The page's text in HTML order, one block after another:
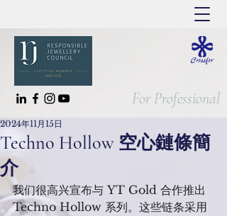
For Professional
Techno Hollow 空心鏈條簡
介
2024年11月15日
我们很高兴宣布与 YT Gold 合作推出
Techno Hollow 系列。这些链条采用